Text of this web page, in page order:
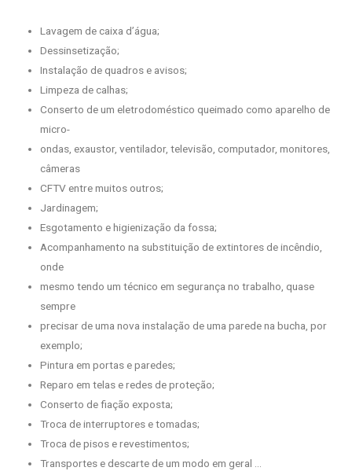
Lavagem de caixa d’água;
Dessinsetização;
Instalação de quadros e avisos;
Limpeza de calhas;
Conserto de um eletrodoméstico queimado como aparelho de
micro-
ondas, exaustor, ventilador, televisão, computador, monitores,
câmeras
CFTV entre muitos outros;
Jardinagem;
Esgotamento e higienização da fossa;
Acompanhamento na substituição de extintores de incêndio,
onde
mesmo tendo um técnico em segurança no trabalho, quase
sempre
precisar de uma nova instalação de uma parede na bucha, por
exemplo;
Pintura em portas e paredes;
Reparo em telas e redes de proteção;
Conserto de fiação exposta;
Troca de interruptores e tomadas;
Troca de pisos e revestimentos;
Transportes e descarte de um modo em geral …